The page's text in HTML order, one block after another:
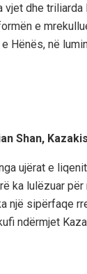
vjet dhe triliarda
e
Hënës, në
Shan,
ujërat e
ka lulëzuar
një sipërfaqe
ndërmjet